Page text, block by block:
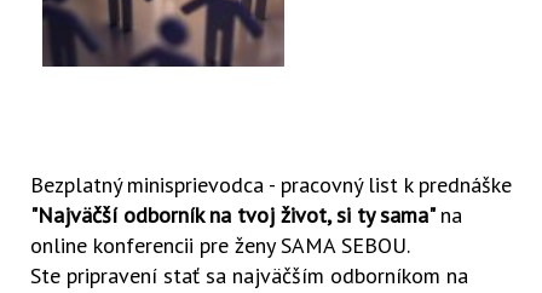
Bezplatný minisprievodca - pracovný list k prednáške
"Najväčší odborník na tvoj život, si ty sama"na
online konferencii pre ženy SAMA SEBOU.
Ste pripravení stať sa najväčším odborníkom na